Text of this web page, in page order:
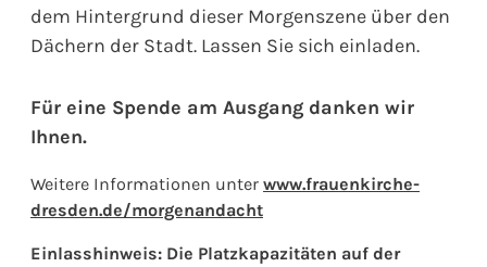
dem Hintergrund dieser Morgenszene über den
Dächern der Stadt. Lassen Sie sich einladen.
Für eine Spende am Ausgang danken wir
Ihnen.
Weitere Informationen unter www.frauenkirche-
dresden.de/morgenandacht
Einlasshinweis: Die Platzkapazitäten auf der